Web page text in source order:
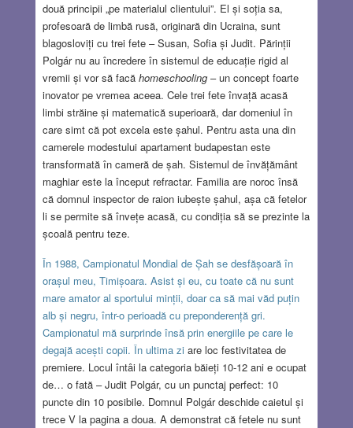
două principii „pe materialul clientului”. El și soția sa,
profesoară de limbă rusă, originară din Ucraina, sunt
blagosloviți cu trei fete – Susan, Sofia și Judit. Părinții
Polgár nu au încredere în sistemul de educație rigid al
vremii și vor să facă homeschooling– un concept foarte
inovator pe vremea aceea. Cele trei fete învață acasă
limbi străine și matematică superioară, dar domeniul în
care simt că pot excela este șahul. Pentru asta una din
camerele modestului apartament budapestan este
transformată în cameră de șah. Sistemul de învățământ
maghiar este la început refractar. Familia are noroc însă
că domnul inspector de raion iubește șahul, așa că fetelor
li se permite să învețe acasă, cu condiția să se prezinte la
școală pentru teze.
În 1988, Campionatul Mondial de Șah se desfășoară în
orașul meu, Timișoara. Asist și eu, cu toate că nu sunt
mare amator al sportului minții, doar ca să mai văd puțin
alb și negru, într-o perioadă cu preponderență gri.
Campionatul mă surprinde însă prin energiile pe care le
degajă acești copii. În ultima zi are loc festivitatea de
premiere. Locul întâi la categoria băieți 10-12 ani e ocupat
de… o fată – Judit Polgár, cu un punctaj perfect: 10
puncte din 10 posibile. Domnul Polgár deschide caietul și
trece V la pagina a doua. A demonstrat că fetele nu sunt